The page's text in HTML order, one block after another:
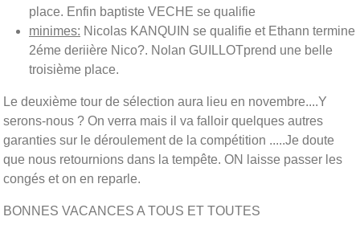
place. Enfin baptiste VECHE se qualifie
minimes: Nicolas KANQUIN se qualifie et Ethann termine
2éme deriière Nico?. Nolan GUILLOTprend une belle
troisième place.
Le deuxième tour de sélection aura lieu en novembre....Y
serons-nous ? On verra mais il va falloir quelques autres
garanties sur le déroulement de la compétition .....Je doute
que nous retournions dans la tempête. ON laisse passer les
congés et on en reparle.
BONNES VACANCES A TOUS ET TOUTES